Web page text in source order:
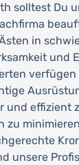
solltest Du
in
und
und effizient
zu
unsere